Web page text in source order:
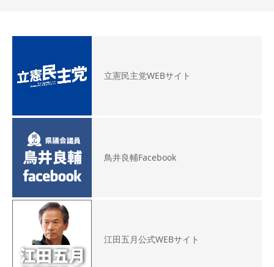
立憲民主党WEBサイト
鳥井良輔Facebook
江田五月公式WEBサイト